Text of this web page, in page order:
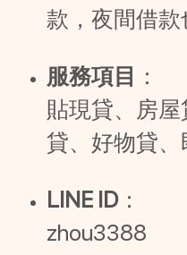
款，夜間借款
服務項目 ：
貼現貸、房
貸、好物貸
LINE ID：
zhou3388